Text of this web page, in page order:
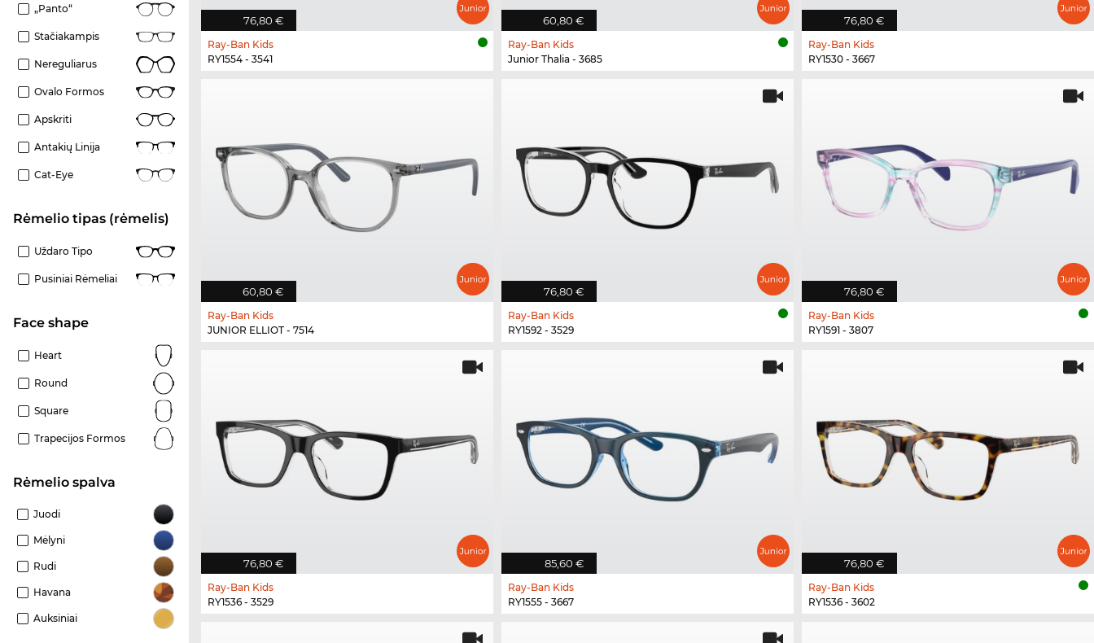
„Panto“
Stačiakampis
Nereguliarus
Ovalo Formos
Apskriti
Antakių Linija
Cat-Eye
Rėmelio tipas (rėmelis)
Uždaro Tipo
Pusiniai Rėmeliai
Face shape
Heart
Round
Square
Trapecijos Formos
Rėmelio spalva
Juodi
Mėlyni
Rudi
Havana
Auksiniai
76,80 €
Ray-Ban Kids
RY1554 - 3541
60,80 €
Ray-Ban Kids
Junior Thalia - 3685
76,80 €
Ray-Ban Kids
RY1530 - 3667
60,80 €
Ray-Ban Kids
JUNIOR ELLIOT - 7514
76,80 €
Ray-Ban Kids
RY1592 - 3529
76,80 €
Ray-Ban Kids
RY1591 - 3807
76,80 €
Ray-Ban Kids
RY1536 - 3529
85,60 €
Ray-Ban Kids
RY1555 - 3667
76,80 €
Ray-Ban Kids
RY1536 - 3602